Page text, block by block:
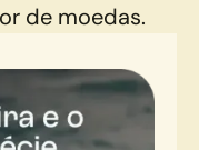
de moedas.